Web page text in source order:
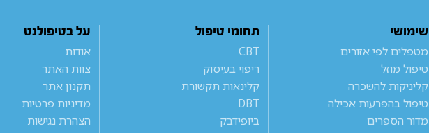
שימושי
מטפלים לפי אזורים
טיפול מוזל
קליניקות להשכרה
טיפול בהפרעות אכילה
מדור הספרים
תחומי טיפול
CBT
ריפוי בעיסוק
קלינאות תקשורת
DBT
ביופידבק
על בטיפולנט
אודות
צוות האתר
תקנון אתר
מדיניות פרטיות
הצהרת נגישות